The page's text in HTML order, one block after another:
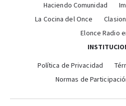
Haciendo Comunidad
La Cocina del Once
Elonce Radio
Política de Privacidad
Normas de